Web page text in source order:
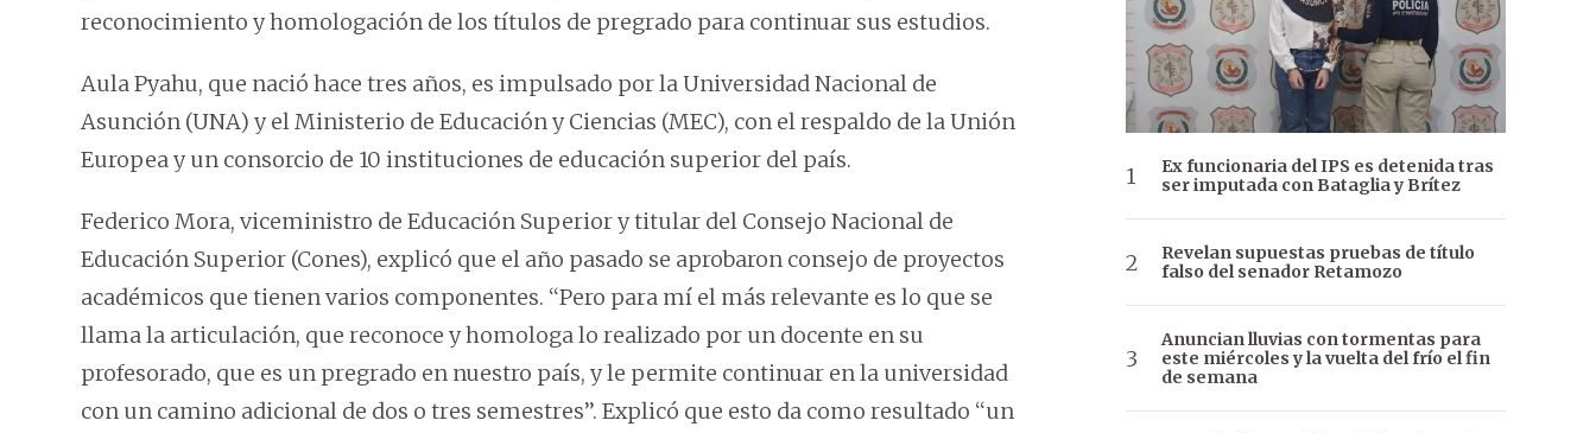
reconocimiento y homologación de los títulos de pregrado para continuar sus estudios.
Aula Pyahu, que nació hace tres años, es impulsado por la Universidad Nacional de
Asunción (UNA) y el Ministerio de Educación y Ciencias (MEC), con el respaldo de la Unión
Europea y un consorcio de 10 instituciones de educación superior del país.
Federico Mora, viceministro de Educación Superior y titular del Consejo Nacional de
Educación Superior (Cones), explicó que el año pasado se aprobaron consejo de proyectos
académicos que tienen varios componentes. ‘‘Pero para mí el más relevante es lo que se
llama la articulación, que reconoce y homologa lo realizado por un docente en su
profesorado, que es un pregrado en nuestro país, y le permite continuar en la universidad
con un camino adicional de dos o tres semestres’’. Explicó que esto da como resultado ‘‘un
Ex funcionaria del IPS es detenida tras
ser imputada con Bataglia y Brítez
Revelan supuestas pruebas de título
falso del senador Retamozo
Anuncian lluvias con tormentas para
este miércoles y la vuelta del frío el fin
de semana